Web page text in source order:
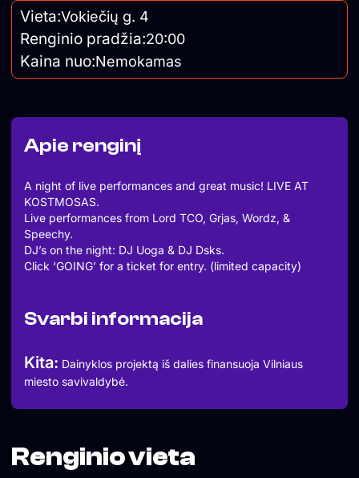
Apie renginį
A night of live performances and great music! LIVE AT
KOSTMOSAS.
Live performances from Lord TCO, Grjas, Wordz, &
Speechy.
DJ’s on the night: DJ Uoga & DJ Dsks.
Click ‘GOING’ for a ticket for entry. (limited capacity)
Svarbi informacija
Kita: Dainyklos projektą iš dalies finansuoja Vilniaus
miesto savivaldybė.
Vieta:Vokiečių g. 4
Renginio pradžia:20:00
Kaina nuo:Nemokamas
Renginio vieta